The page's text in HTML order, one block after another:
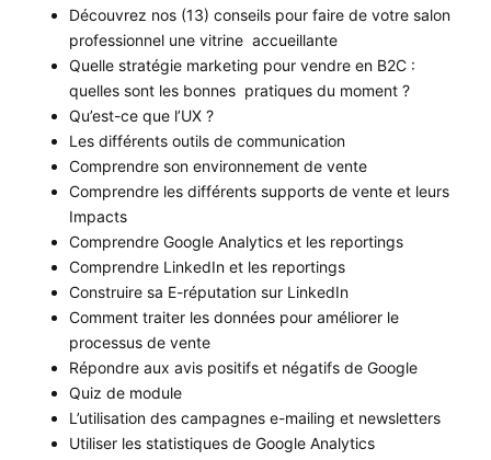
Découvrez nos (13) conseils pour faire de votre salon
professionnel une vitrine accueillante
Quelle stratégie marketing pour vendre en B2C :
quelles sont les bonnes pratiques du moment ?
Qu’est-ce que l’UX ?
Les différents outils de communication
Comprendre son environnement de vente
Comprendre les différents supports de vente et leurs
Impacts
Comprendre Google Analytics et les reportings
Comprendre LinkedIn et les reportings
Construire sa E-réputation sur LinkedIn
Comment traiter les données pour améliorer le
processus de vente
Répondre aux avis positifs et négatifs de Google
Quiz de module
L’utilisation des campagnes e-mailing et newsletters
Utiliser les statistiques de Google Analytics